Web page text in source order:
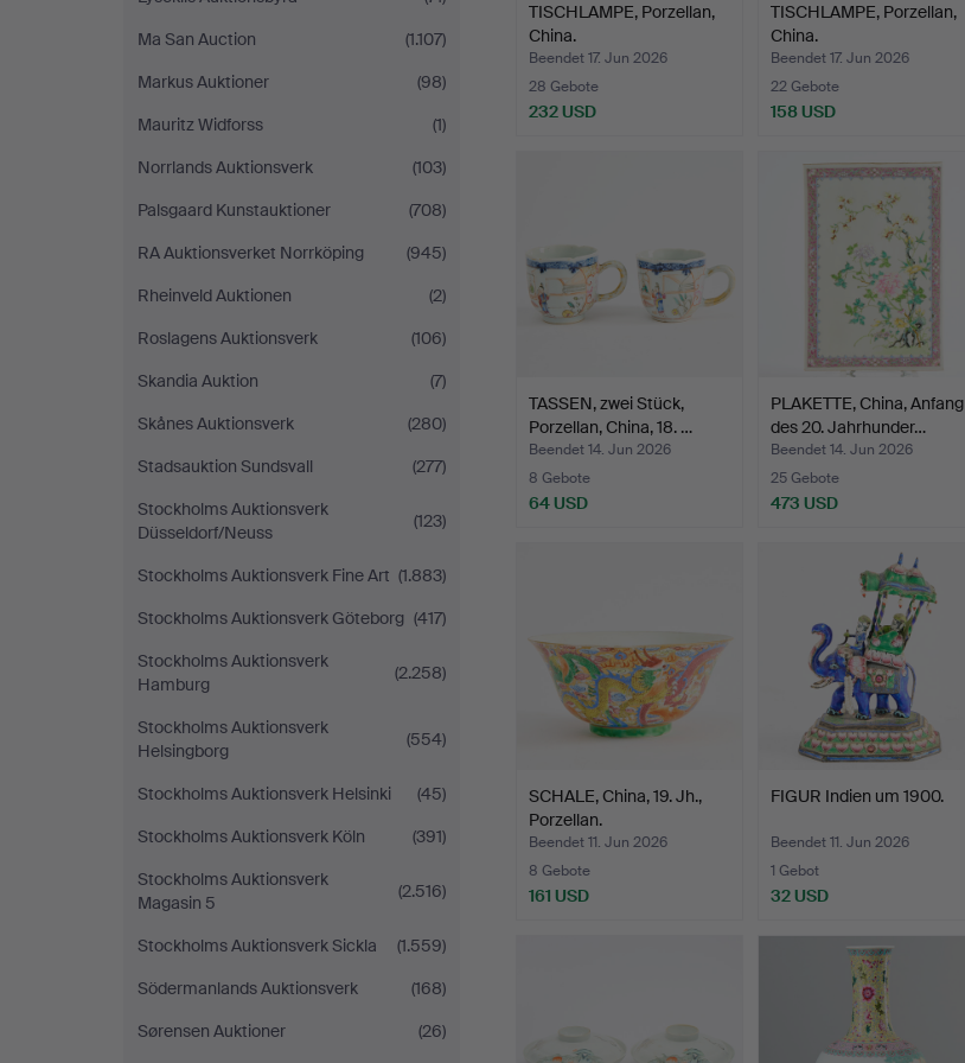
Ma San Auction
(1.107)
Markus Auktioner
(98)
Mauritz Widforss
(1)
Norrlands Auktionsverk
(103)
Palsgaard Kunstauktioner
(708)
RA Auktionsverket Norrköping
(945)
Rheinveld Auktionen
(2)
Roslagens Auktionsverk
(106)
Skandia Auktion
(7)
Skånes Auktionsverk
(280)
Stadsauktion Sundsvall
(277)
Stockholms Auktionsverk
Düsseldorf/Neuss
(123)
Stockholms Auktionsverk Fine Art (1.883)
Stockholms Auktionsverk Göteborg (417)
Stockholms Auktionsverk
Hamburg
(2.258)
Stockholms Auktionsverk
Helsingborg
(554)
Stockholms Auktionsverk Helsinki
(45)
Stockholms Auktionsverk Köln
(391)
Stockholms Auktionsverk
Magasin 5
(2.516)
Stockholms Auktionsverk Sickla
(1.559)
Södermanlands Auktionsverk
(168)
Sørensen Auktioner
(26)
TISCHLAMPE, Porzellan,
China.
Beendet 17. Jun 2026
28 Gebote
232 USD
TISCHLAMPE, Porzellan,
China.
Beendet 17. Jun 2026
22 Gebote
158 USD
TASSEN, zwei Stück,
Porzellan, China, 18. …
Beendet 14. Jun 2026
8 Gebote
64 USD
PLAKETTE, China, Anfang
des 20. Jahrhunder…
Beendet 14. Jun 2026
25 Gebote
473 USD
SCHALE, China, 19. Jh.,
Porzellan.
Beendet 11. Jun 2026
8 Gebote
161 USD
FIGUR Indien um 1900.
Beendet 11. Jun 2026
1 Gebot
32 USD